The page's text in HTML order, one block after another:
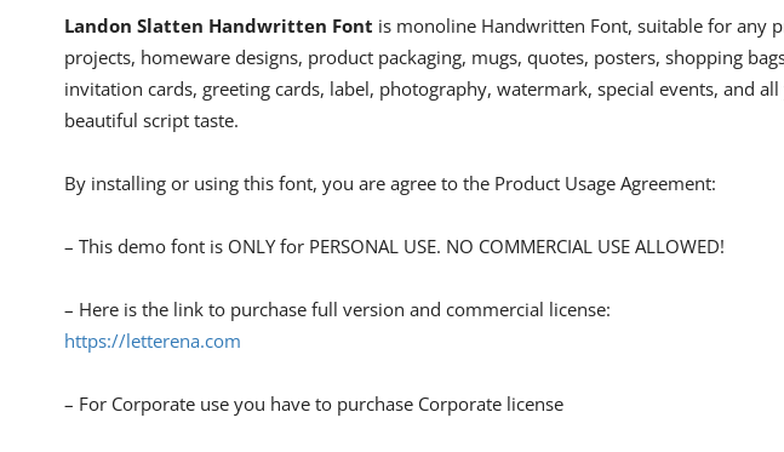
Landon Slatten Handwritten Font is monoline Handwritten Font, suitable for any
projects, homeware designs, product packaging, mugs, quotes, posters, shopping
invitation cards, greeting cards, label, photography, watermark, special events, and
beautiful script taste.
By installing or using this font, you are agree to the Product Usage Agreement:
– This demo font is ONLY for PERSONAL USE. NO COMMERCIAL USE ALLOWED!
– Here is the link to purchase full version and commercial license:
https://letterena.com
– For Corporate use you have to purchase Corporate license